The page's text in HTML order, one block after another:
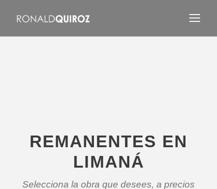
REMANENTES EN
LIMANÁ
Selecciona la obra que desees, a precios